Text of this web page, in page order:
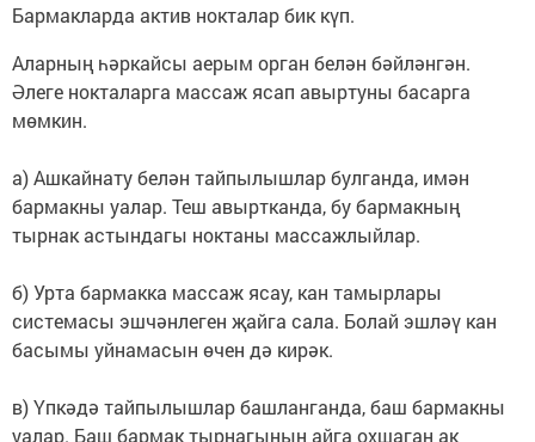
Бармакларда актив нокталар бик күп.
Аларның һәркайсы аерым орган белән бәйләнгән.
Әлеге нокталарга массаж ясап авыртуны басарга
мөмкин.
а) Ашкайнату белән тайпылышлар булганда, имән
бармакны уалар. Теш авыртканда, бу бармакның
тырнак астындагы ноктаны массажлыйлар.
б) Урта бармакка массаж ясау, кан тамырлары
системасы эшчәнлеген җайга сала. Болай эшләү кан
басымы уйнамасын өчен дә кирәк.
в) Үпкәдә тайпылышлар башланганда, баш бармакны
уалар. Баш бармак тырнагының айга охшаган ак